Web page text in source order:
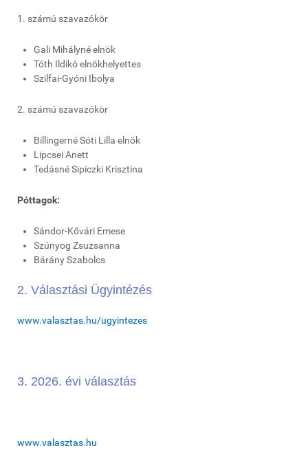
1. számú szavazókör
Gali Mihályné elnök
Tóth Ildikó elnökhelyettes
Szilfai-Gyóni Ibolya
2. számú szavazókör
Billingerné Sóti Lilla elnök
Lipcsei Anett
Tedásné Sipiczki Krisztina
Póttagok:
Sándor-Kővári Emese
Szúnyog Zsuzsanna
Bárány Szabolcs
2. Választási Ügyintézés
www.valasztas.hu/ugyintezes
3. 2026. évi választás
www.valasztas.hu